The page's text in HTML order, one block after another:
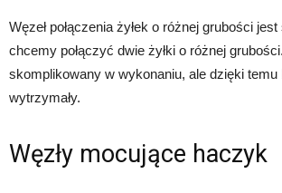
Węzeł połączenia żyłek o różnej grubości
chcemy połączyć dwie żyłki o różnej
skomplikowany w wykonaniu, ale dzięki temu
wytrzymały.
Węzły mocujące haczyk